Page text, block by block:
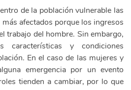
de la población vulnerable las
afectados porque los ingresos
trabajo del hombre. Sin embargo,
características y condiciones
En el caso de las mujeres y
emergencia por un evento
tienden a cambiar, por lo que